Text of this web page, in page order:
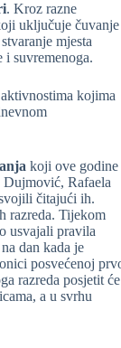
. Kroz razne
uključuje čuvanje
mjesta
suvremenoga.
kojima
koji ove godine
Rafaela
čitajući ih.
razreda. Tijekom
usvajali pravila
dan kada je
posvećenoj
razreda posjetit će
a u svrhu